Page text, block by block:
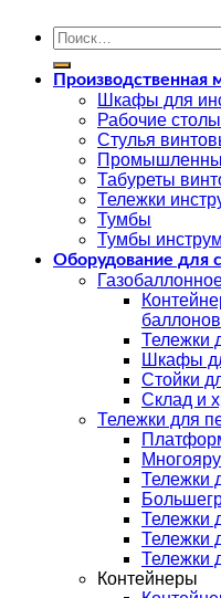
Искать:
Производственная
Шкафы для
Рабочие столы
Стулья
Табуреты
Тележки
Тумбы
Тумбы
Оборудование для
баллонов
Тележки
Шкафы
Стойки
Склад и
Тележки для
Тележки
Тележки
Тележки
Тележки
Контейнеры